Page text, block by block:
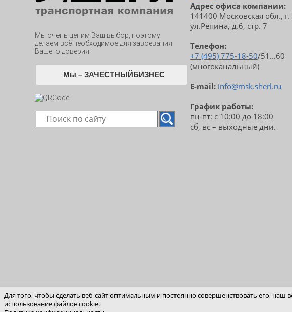
Мы очень ценим Ваш выбор, поэтому
делаем всё необходимое для завоевания
Вашего доверия!
Мы – ЗАЧЕСТНЫЙБИЗНЕС
Адрес офиса компании:
141400 Московская обл.,
ул.Репина, д.6, стр. 7
Телефон:
+7 (495) 775-18-50/51...60
(многоканальный)
E-mail: info@msk.sherl.ru
График работы:
пн-пт: с 10:00 до 18:00
сб, вс – выходные дни.
© 2026 Транспортная компания «Шерл» - доставка грузов по
России и за рубеж
Для того, чтобы сделать веб-сайт оптимальным и постоянно совершенствовать его, наш
использование файлов cookie.